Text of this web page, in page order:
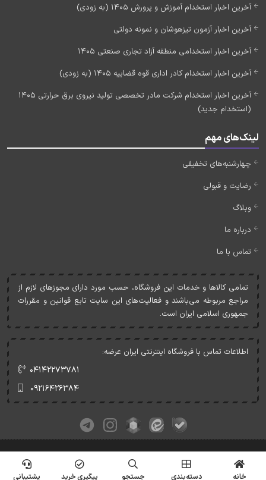
آخرین اخبار استخدام آموزش و پرورش 1405 (به زودی)
آخرین اخبار آزمون تیزهوشان و نمونه دولتی
آخرین اخبار استخدامی منطقه آزاد تجاری صنعتی 1405
آخرین اخبار استخدام کادر اداری قوه قضاییه 1405 (به زودی)
آخرین اخبار استخدام شرکت مادر تخصصی تولید نیروی برق حرارتی 1405
(استخدام جدید)
لینک‌های مهم
چهارشنبه‌های تخفیفی
رضایت و قبولی
وبلاگ
درباره ما
تماس با ما
تمامی کالاها و خدمات اين فروشگاه، حسب مورد دارای مجوزهای لازم از
مراجع مربوطه می‌باشند و فعاليت‌های اين سايت تابع قوانين و مقررات
جمهوری اسلامی ايران است.
اطلاعات تماس با فروشگاه اینترنتی ایران عرضه:
۰۴۱۴۲۲۷۳۷۸۱
۰۹۲۱۶۴۲۶۳۸۴
کلیه حقوق این وبسایت متعلق به ایران عرضه می‌باشد.
© Copyrights - IranArze.ir - 1405
خانه دسته‌بندی جستجو پیگیری خرید پشتیبانی